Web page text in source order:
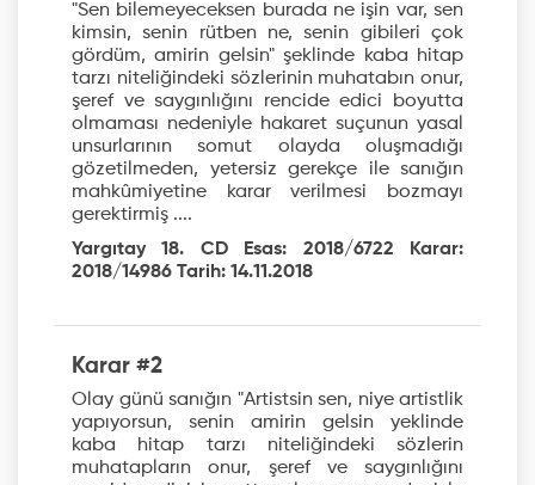
"Sen bilemeyeceksen burada ne işin var, sen
kimsin, senin rütben ne, senin gibileri çok
gördüm, amirin gelsin" şeklinde kaba hitap
tarzı niteliğindeki sözlerinin muhatabın onur,
şeref ve saygınlığını rencide edici boyutta
olmaması nedeniyle hakaret suçunun yasal
unsurlarının somut olayda oluşmadığı
gözetilmeden, yetersiz gerekçe ile sanığın
mahkûmiyetine karar verilmesi bozmayı
gerektirmiş ....
Yargıtay 18. CD Esas: 2018/6722 Karar:
2018/14986 Tarih: 14.11.2018
Karar #2
Olay günü sanığın "Artistsin sen, niye artistlik
yapıyorsun, senin amirin gelsin yeklinde
kaba hitap tarzı niteliğindeki sözlerin
muhatapların onur, şeref ve saygınlığını